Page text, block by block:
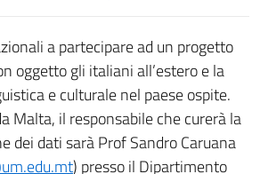
a partecipare ad un progetto
oggetto gli italiani all’estero e la
e culturale nel paese ospite.
Malta, il responsabile che curerà la
dei dati sarà Prof Sandro Caruana
) presso il Dipartimento